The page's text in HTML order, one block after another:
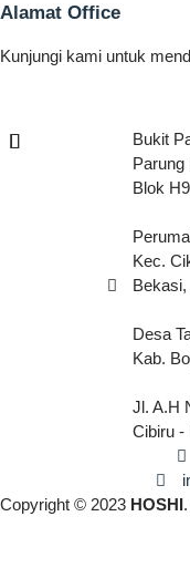
Alamat Office
Kunjungi kami untuk
Bukit
Parung
Blok
Kec.
Desa
Kab.
Jl. A.H
Cibiru -
Copyright © 2023 HOSHI